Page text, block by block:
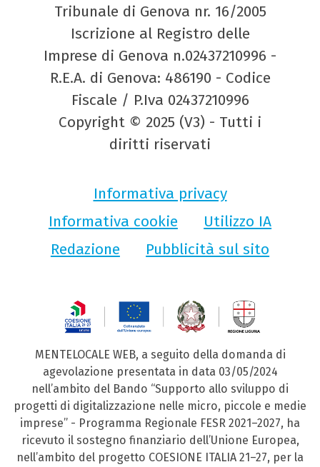
Tribunale di Genova nr. 16/2005
Iscrizione al Registro delle
Imprese di Genova n.02437210996 -
R.E.A. di Genova: 486190 - Codice
Fiscale / P.Iva 02437210996
Copyright © 2025 (V3) - Tutti i
diritti riservati
Informativa privacy
Informativa cookie
Utilizzo IA
Redazione
Pubblicità sul sito
MENTELOCALE WEB, a seguito della domanda di
agevolazione presentata in data 03/05/2024
nell’ambito del Bando “Supporto allo sviluppo di
progetti di digitalizzazione nelle micro, piccole e medie
imprese” - Programma Regionale FESR 2021–2027, ha
ricevuto il sostegno finanziario dell’Unione Europea,
nell’ambito del progetto COESIONE ITALIA 21–27, per la